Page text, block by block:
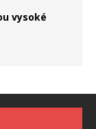
vysoké